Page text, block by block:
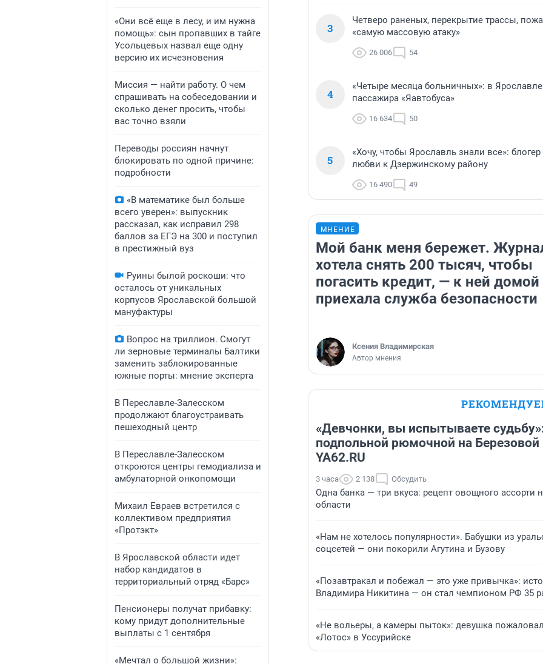
«Они всё еще в лесу, и им нужна
помощь»: сын пропавших в тайге
Усольцевых назвал еще одну
версию их исчезновения
Миссия — найти работу. О чем
спрашивать на собеседовании и
сколько денег просить, чтобы
вас точно взяли
Переводы россиян начнут
блокировать по одной причине:
подробности
«В математике был больше
всего уверен»: выпускник
рассказал, как исправил 298
баллов за ЕГЭ на 300 и поступил
в престижный вуз
Руины былой роскоши: что
осталось от уникальных
корпусов Ярославской большой
мануфактуры
Вопрос на триллион. Смогут
ли зерновые терминалы Балтики
заменить заблокированные
южные порты: мнение эксперта
В Переславле-Залесском
продолжают благоустраивать
пешеходный центр
​​​​В Переславле-Залесском
откроются центры гемодиализа и
амбулаторной онкопомощи
Михаил Евраев встретился с
коллективом предприятия
«Протэкт»
В Ярославской области идет
набор кандидатов в
территориальный отряд «Барс»
Пенсионеры получат прибавку:
кому придут дополнительные
выплаты с 1 сентября
«Мечтал о большой жизни»:
3
Четверо раненых, перекрытие трассы,
«самую массовую атаку»
26 006 54
4
«Четыре месяца больничных»: в
пассажира «Яавтобуса»
16 634 50
5
«Хочу, чтобы Ярославль знали все»:
любви к Дзержинскому району
16 490 49
МНЕНИЕ
Мой банк меня бережет.
хотела снять 200 тысяч, чтобы
погасить кредит, — к ней домой
приехала служба безопасности
Ксения Владимирская
Автор мнения
«Девчонки, вы испытываете
подпольной рюмочной на
YA62.RU
3 часа 2 138 Обсудить
Одна банка — три вкуса: рецепт овощного ассорти
области
«Нам не хотелось популярности». Бабушки из
соцсетей — они покорили Агутина и Бузову
«Позавтракал и побежал — это уже привычка»:
Владимира Никитина — он стал чемпионом РФ 35
«Не вольеры, а камеры пыток»: девушка
«Лотос» в Уссурийске